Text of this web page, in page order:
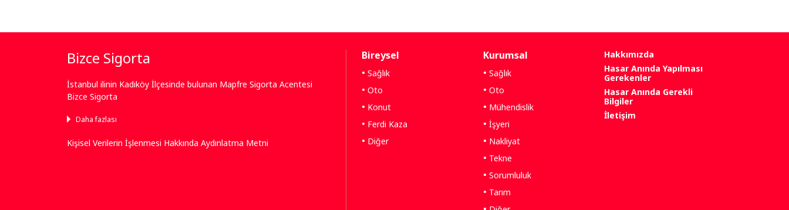
Bizce Sigorta
İstanbul ilinin Kadıköy İlçesinde bulunan Mapfre Sigorta Acentesi
Bizce Sigorta
Daha fazlası
Kişisel Verilerin İşlenmesi Hakkında Aydınlatma Metni
Bireysel
Sağlık
Oto
Konut
Ferdi Kaza
Diğer
Kurumsal
Sağlık
Oto
Mühendislik
İşyeri
Nakliyat
Tekne
Sorumluluk
Tarım
Hakkımızda
Hasar Anında Yapılması
Gerekenler
Hasar Anında Gerekli
Bilgiler
İletişim